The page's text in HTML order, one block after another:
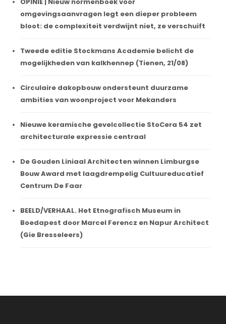
OPINIE | Nieuw normenboek voor
omgevingsaanvragen legt een dieper probleem
bloot: de complexiteit verdwijnt niet, ze verschuift
Tweede editie Stockmans Academie belicht de
mogelijkheden van kalkhennep (Tienen, 21/08)
Circulaire dakopbouw ondersteunt duurzame
ambities van woonproject voor Mekanders
Nieuwe keramische gevelcollectie StoCera 54 zet
architecturale expressie centraal
De Gouden Liniaal Architecten winnen Limburgse
Bouw Award met laagdrempelig Cultuureducatief
Centrum De Faar
BEELD/VERHAAL. Het Etnografisch Museum in
Boedapest door Marcel Ferencz en Napur Architect
(Gie Bresseleers)